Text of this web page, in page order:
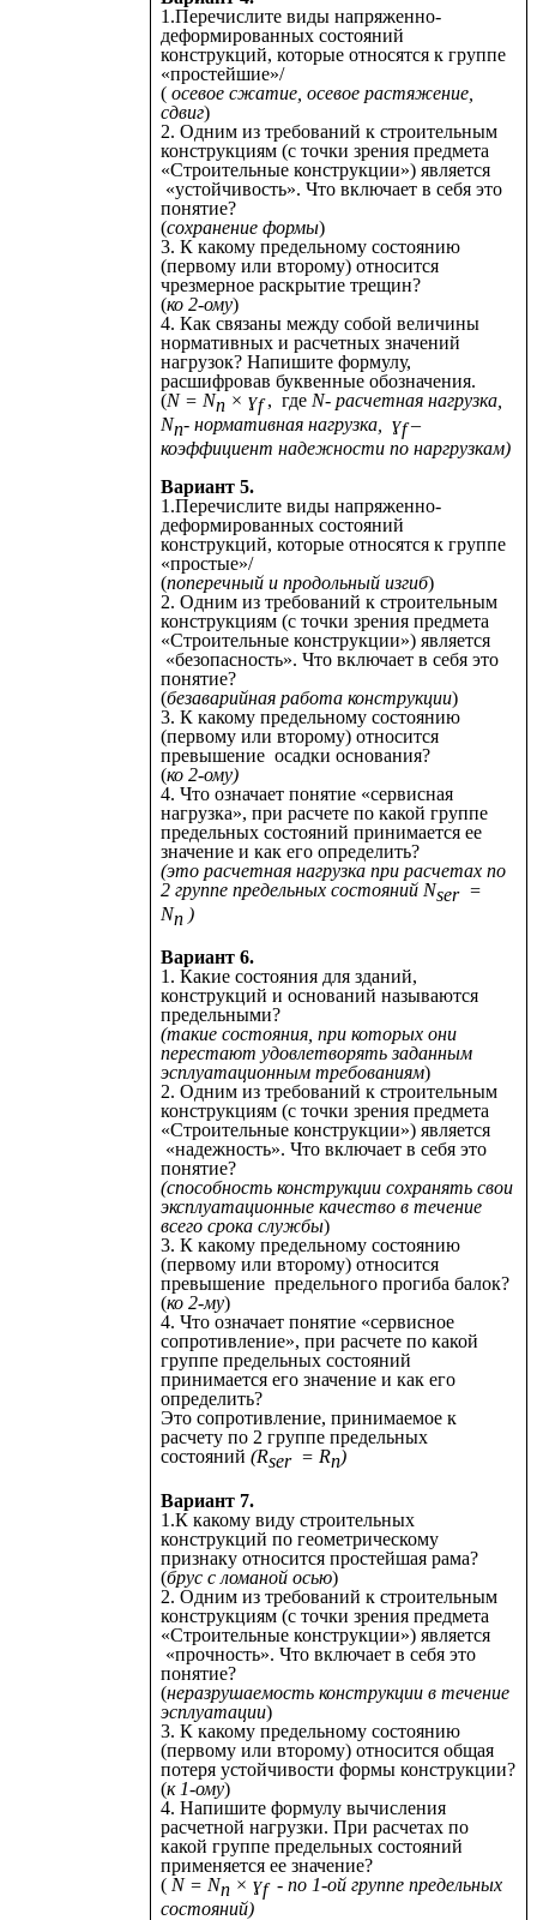
1.Перечислите виды напряженно-
деформированных состояний
конструкций, которые относятся к группе
«простейшие»/
( осевое сжатие, осевое растяжение,
сдвиг)
2. Одним из требований к строительным
конструкциям (с точки зрения предмета
«Строительные конструкции») является
«устойчивость». Что включает в себя это
понятие?
(сохранение формы)
3. К какому предельному состоянию
(первому или второму) относится
чрезмерное раскрытие трещин?
(ко 2-ому)
4. Как связаны между собой величины
нормативных и расчетных значений
нагрузок? Напишите формулу,
расшифровав буквенные обозначения.
(N = Nn × ɣf , где N- расчетная нагрузка,
Nn- нормативная нагрузка, ɣf–
коэффициент надежности по наргрузкам)
Вариант 5.
1.Перечислите виды напряженно-
деформированных состояний
конструкций, которые относятся к группе
«простые»/
(поперечный и продольный изгиб)
2. Одним из требований к строительным
конструкциям (с точки зрения предмета
«Строительные конструкции») является
«безопасность». Что включает в себя это
понятие?
(безаварийная работа конструкции)
3. К какому предельному состоянию
(первому или второму) относится
превышение осадки основания?
(ко 2-ому)
4. Что означает понятие «сервисная
нагрузка», при расчете по какой группе
предельных состояний принимается ее
значение и как его определить?
(это расчетная нагрузка при расчетах по
2 группе предельных состояний Nser =
Nn)
Вариант 6.
1. Какие состояния для зданий,
конструкций и оснований называются
предельными?
(такие состояния, при которых они
перестают удовлетворять заданным
эсплуатационным требованиям)
2. Одним из требований к строительным
конструкциям (с точки зрения предмета
«Строительные конструкции») является
«надежность». Что включает в себя это
понятие?
(способность конструкции сохранять свои
эксплуатационные качество в течение
всего срока службы)
3. К какому предельному состоянию
(первому или второму) относится
превышение предельного прогиба балок?
(ко 2-му)
4. Что означает понятие «сервисное
сопротивление», при расчете по какой
группе предельных состояний
принимается его значение и как его
определить?
Это сопротивление, принимаемое к
расчету по 2 группе предельных
состояний (Rser = Rn)
Вариант 7.
1.К какому виду строительных
конструкций по геометрическому
признаку относится простейшая рама?
(брус с ломаной осью)
2. Одним из требований к строительным
конструкциям (с точки зрения предмета
«Строительные конструкции») является
«прочность». Что включает в себя это
понятие?
(неразрушаемость конструкции в течение
эсплуатации)
3. К какому предельному состоянию
(первому или второму) относится общая
потеря устойчивости формы конструкции?
(к 1-ому)
4. Напишите формулу вычисления
расчетной нагрузки. При расчетах по
какой группе предельных состояний
применяется ее значение?
(N = Nn × ɣf - по 1-ой группе предельных
состояний)